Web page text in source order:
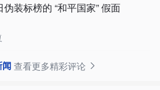
装标榜的 “和平国家” 假面
查看更多精彩评论